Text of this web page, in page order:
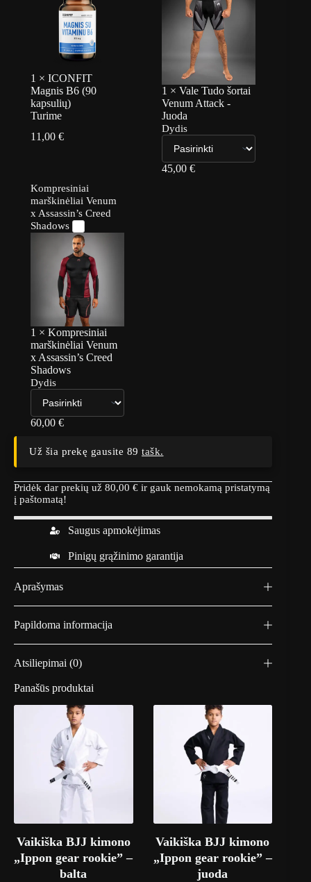
1 ×ICONFIT
Magnis B6 (90
kapsulių)
Turime
11,00€
1 × Vale Tudo šortai
Venum Attack -
Juoda
Dydis
45,00 €
Kompresiniai
marškinėliai Venum
x Assassin’s Creed
Shadows
1 ×Kompresiniai
marškinėliai Venum
x Assassin’s Creed
Shadows
Dydis
60,00€
Už šia prekę gausite 89 tašk.
Pridėk dar prekių už 80,00 € ir gauk nemokamą pristatymą
į paštomatą!
Saugus apmokėjimas
Pinigų grąžinimo garantija
Aprašymas
Papildoma informacija
Atsiliepimai (0)
Panašūs produktai
Vaikiška BJJ kimono
„Ippon gear rookie” –
balta
Vaikiška BJJ kimono
„Ippon gear rookie” –
juoda